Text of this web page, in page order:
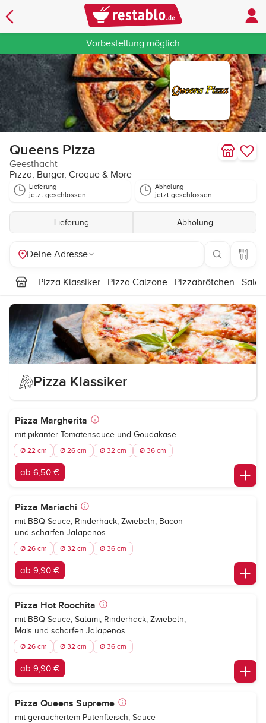
Vorbestellung möglich
Queens Pizza
Geesthacht
Pizza, Burger, Croque & More
Lieferung
jetzt geschlossen
Abholung
jetzt geschlossen
Lieferung Abholung
Deine Adresse
Pizza Klassiker Pizza Calzone Pizzabrötchen
Pizza Klassiker
Pizza Margherita
mit pikanter Tomatensauce und Goudakäse
Ø 22 cm Ø 26 cm Ø 32 cm Ø 36 cm
ab 6,50 €
Pizza Mariachi
mit BBQ-Sauce, Rinderhack, Zwiebeln, Bacon
und scharfen Jalapenos
Ø 26 cm Ø 32 cm Ø 36 cm
ab 9,90 €
Pizza Hot Roochita
mit BBQ-Sauce, Salami, Rinderhack, Zwiebeln,
Mais und scharfen Jalapenos
Ø 26 cm Ø 32 cm Ø 36 cm
ab 9,90 €
Pizza Queens Supreme
mit geräuchertem Putenfleisch, Sauce